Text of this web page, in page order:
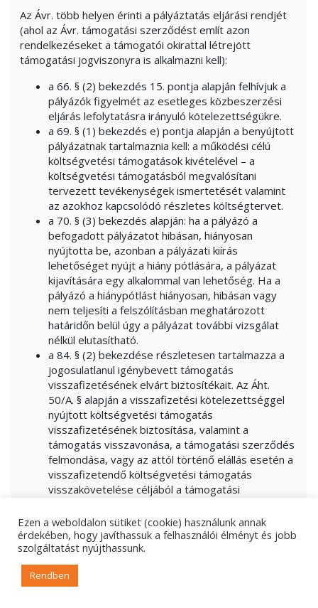
Az Ávr. több helyen érinti a pályáztatás eljárási rendjét
(ahol az Ávr. támogatási szerződést említ azon
rendelkezéseket a támogatói okirattal létrejött
támogatási jogviszonyra is alkalmazni kell):
a 66. § (2) bekezdés 15. pontja alapján felhívjuk a
pályázók figyelmét az esetleges közbeszerzési
eljárás lefolytatásra irányuló kötelezettségükre.
a 69. § (1) bekezdés e) pontja alapján a benyújtott
pályázatnak tartalmaznia kell: a működési célú
költségvetési támogatások kivételével – a
költségvetési támogatásból megvalósítani
tervezett tevékenységek ismertetését valamint
az azokhoz kapcsolódó részletes költségtervet.
a 70. § (3) bekezdés alapján: ha a pályázó a
befogadott pályázatot hibásan, hiányosan
nyújtotta be, azonban a pályázati kiírás
lehetőséget nyújt a hiány pótlására, a pályázat
kijavítására egy alkalommal van lehetőség. Ha a
pályázó a hiánypótlást hiányosan, hibásan vagy
nem teljesíti a felszólításban meghatározott
határidőn belül úgy a pályázat további vizsgálat
nélkül elutasítható.
a 84. § (2) bekezdése részletesen tartalmazza a
jogosulatlanul igénybevett támogatás
visszafizetésének elvárt biztosítékait. Az Áht.
50/A. § alapján a visszafizetési kötelezettséggel
nyújtott költségvetési támogatás
visszafizetésének biztosítása, valamint a
támogatás visszavonása, a támogatási szerződés
felmondása, vagy az attól történő elállás esetén a
visszafizetendő költségvetési támogatás
visszakövetelése céljából a támogatási
a 85. § (1) bekezdés alapján amennyiben
visszafizetési kötelezettség kerül előírásra, úgy
biztosíték a költségvetési támogatás összegét
elérő biztosítéki értékig kérhető, figyelemmel a
kamat, és késedelmi pótlék előírásokra is. A
Ezen a weboldalon sütiket (cookie) használunk annak
érdekében, hogy javíthassuk a felhasználói élményt és jobb
szolgáltatást nyújthassunk.
Rendben